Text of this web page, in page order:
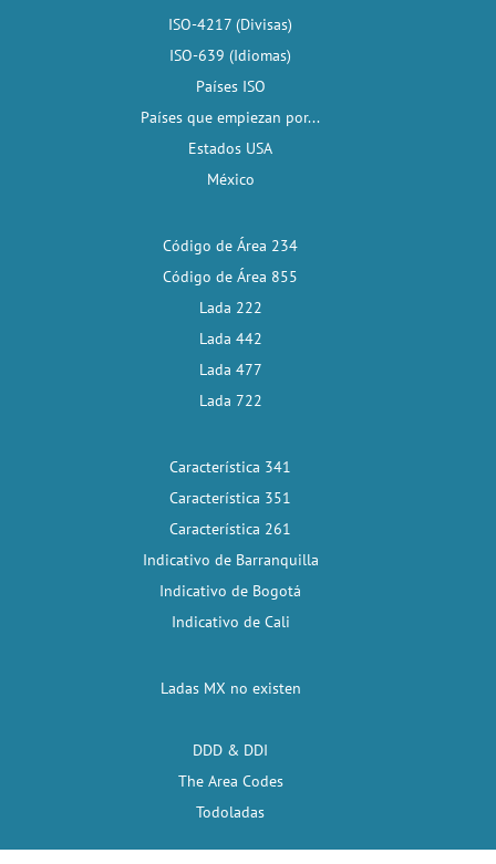
ISO-4217 (Divisas)
ISO-639 (Idiomas)
Países ISO
Países que empiezan por...
Estados USA
México
Código de Área 234
Código de Área 855
Lada 222
Lada 442
Lada 477
Lada 722
Característica 341
Característica 351
Característica 261
Indicativo de Barranquilla
Indicativo de Bogotá
Indicativo de Cali
Ladas MX no existen
DDD & DDI
The Area Codes
Todoladas